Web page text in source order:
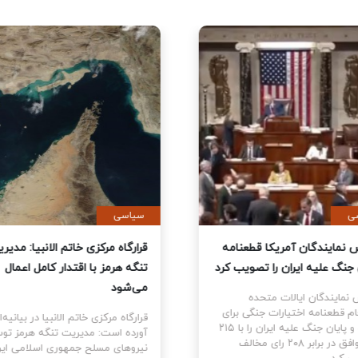
آمریکا قطعنامه
جنگ علیه ایران را تصویب کرد
ایالات متحده
قطعنامه اختیارات جنگی برای
توقف و پایان جنگ علیه ایران را با ۲۱۵
رای موافق در برابر ۲۰۸ رای مخالف
سیاسی
قرارگاه مرکزی خاتم الانبیا:
تنگه هرمز با اقتدار کامل اعمال
می‌شود
قرارگاه مرکزی خاتم الانبیا در
آورده است: مدیریت تنگه هرمز
نیروهای مسلح جمهوری اسلامی